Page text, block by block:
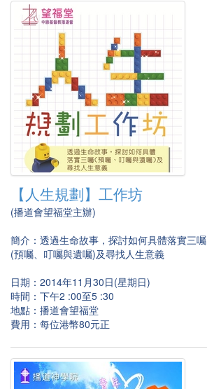
【人生規劃】工作坊
(播道會望福堂主辦)
簡介：透過生命故事，探討如何具體落實三囑
(預囑、叮囑與遺囑)及尋找人生意義
日期：2014年11月30日(星期日)
時間：下午2 :00至5 :30
地點：播道會望福堂
費用：每位港幣80元正